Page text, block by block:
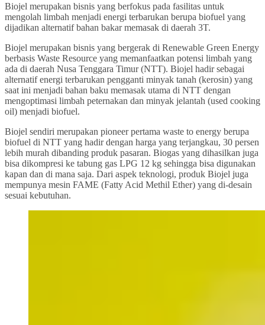
Biojel merupakan bisnis yang berfokus pada fasilitas untuk
mengolah limbah menjadi energi terbarukan berupa biofuel yang
dijadikan alternatif bahan bakar memasak di daerah 3T.
Biojel merupakan bisnis yang bergerak di Renewable Green Energy
berbasis Waste Resource yang memanfaatkan potensi limbah yang
ada di daerah Nusa Tenggara Timur (NTT). Biojel hadir sebagai
alternatif energi terbarukan pengganti minyak tanah (kerosin) yang
saat ini menjadi bahan baku memasak utama di NTT dengan
mengoptimasi limbah peternakan dan minyak jelantah (used cooking
oil) menjadi biofuel.
Biojel sendiri merupakan pioneer pertama waste to energy berupa
biofuel di NTT yang hadir dengan harga yang terjangkau, 30 persen
lebih murah dibanding produk pasaran. Biogas yang dihasilkan juga
bisa dikompresi ke tabung gas LPG 12 kg sehingga bisa digunakan
kapan dan di mana saja. Dari aspek teknologi, produk Biojel juga
mempunya mesin FAME (Fatty Acid Methil Ether) yang di-desain
sesuai kebutuhan.